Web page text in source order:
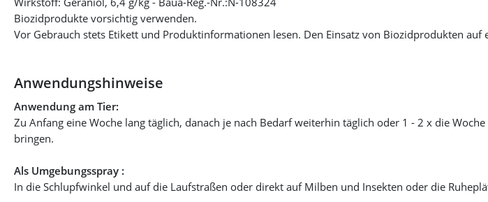
Biozidprodukte vorsichtig verwenden.
Vor Gebrauch stets Etikett und Produktinformationen lesen. Den Einsatz von Biozidprodukten auf
Anwendungshinweise
Anwendung am Tier:
Zu Anfang eine Woche lang täglich, danach je nach Bedarf weiterhin täglich oder 1 - 2 x die
bringen.
Als Umgebungsspray :
In die Schlupfwinkel und auf die Laufstraßen oder direkt auf Milben und Insekten oder die